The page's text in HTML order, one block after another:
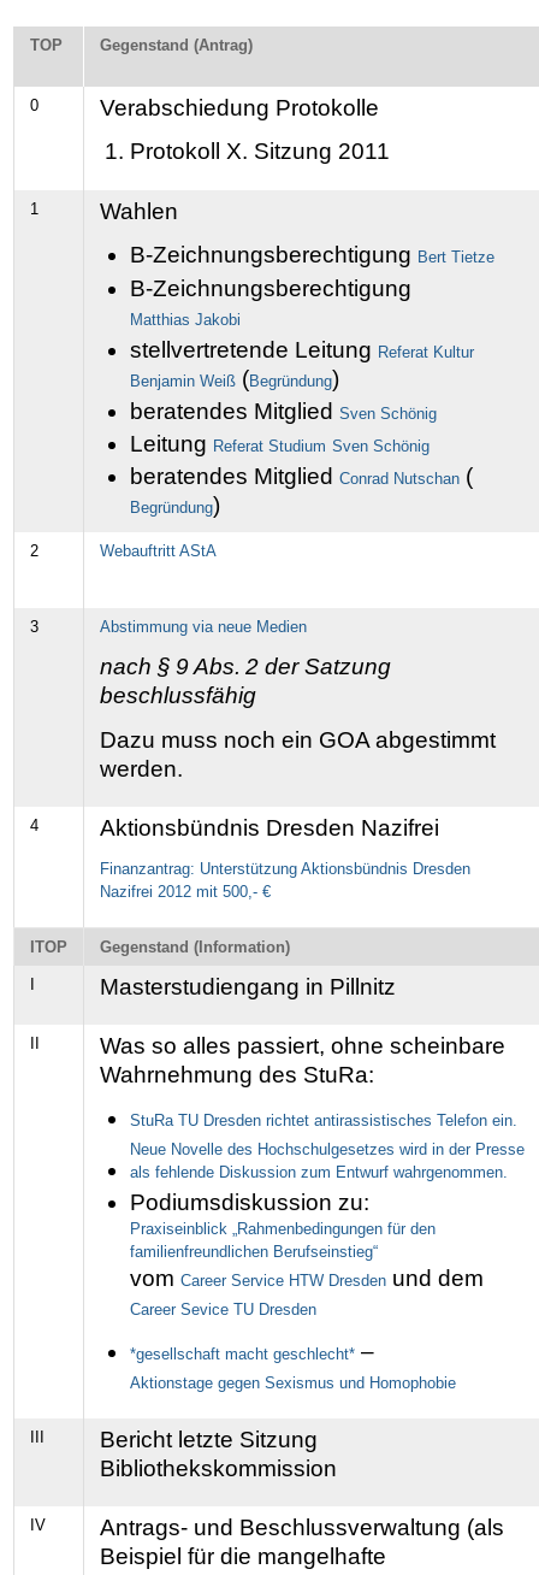
TOP Gegenstand (Antrag)
0
Verabschiedung Protokolle
Protokoll X. Sitzung 2011
1
Wahlen
B-Zeichnungsberechtigung Bert Tietze
B-Zeichnungsberechtigung
Matthias Jakobi
stellvertretende Leitung Referat Kultur
Benjamin Weiß (Begründung)
beratendes MitgliedSven Schönig
Leitung Referat Studium Sven Schönig
beratendes MitgliedConrad Nutschan (
Begründung)
2 Webauftritt AStA
3 Abstimmung via neue Medien
nach § 9 Abs. 2 der Satzung
beschlussfähig
Dazu muss noch ein GOA abgestimmt
werden.
4 Aktionsbündnis Dresden Nazifrei
Finanzantrag: Unterstützung Aktionsbündnis Dresden
Nazifrei 2012 mit 500,- €
ITOP Gegenstand (Information)
I Masterstudiengang in Pillnitz
II
Was so alles passiert, ohne scheinbare
Wahrnehmung des StuRa:
StuRa TU Dresden richtet antirassistisches Telefon ein.
Neue Novelle des Hochschulgesetzes wird in der Presse
als fehlende Diskussion zum Entwurf wahrgenommen.
Podiumsdiskussion zu:
Praxiseinblick „Rahmenbedingungen für den
familienfreundlichen Berufseinstieg“
vomCareer Service HTW Dresden und dem
Career Sevice TU Dresden
*gesellschaft macht geschlecht* –
Aktionstage gegen Sexismus und Homophobie
III
Bericht letzte Sitzung
Bibliothekskommission
IV
Antrags- und Beschlussverwaltung (als
Beispiel für die mangelhafte